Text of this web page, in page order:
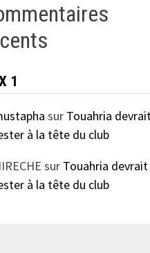
1
sur Touahria
à la tête du club
sur Touahria devrait
à la tête du club